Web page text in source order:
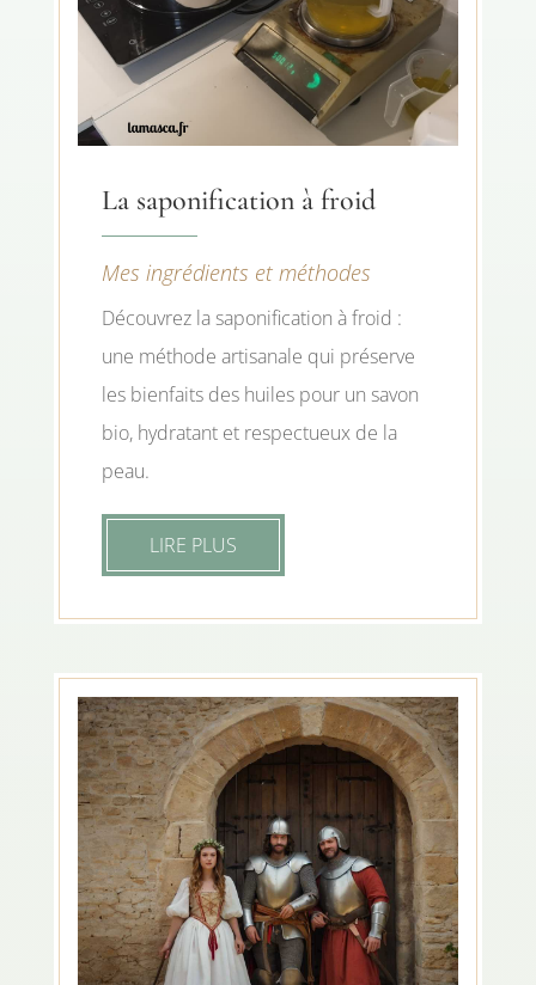
La saponification à froid
Mes ingrédients et méthodes
Découvrez la saponification à froid :
une méthode artisanale qui préserve
les bienfaits des huiles pour un savon
bio, hydratant et respectueux de la
peau.
LIRE PLUS